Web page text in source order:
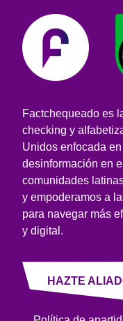
Factchequeado es
checking y
Unidos enfocada
desinformación en
comunidades
y empoderamos a
para navegar más
y digital.
HAZTE